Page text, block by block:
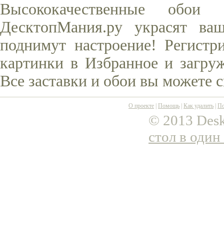
Высококачественные
ДесктопМания.ру украсят
поднимут настроение!
картинки в Избранное и
Все заставки и обои вы можете
О проекте Помощь Как удалить
© 2013
стол в